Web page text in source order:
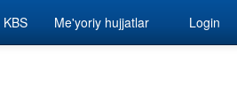
KBS Me'yoriy hujjatlar Login